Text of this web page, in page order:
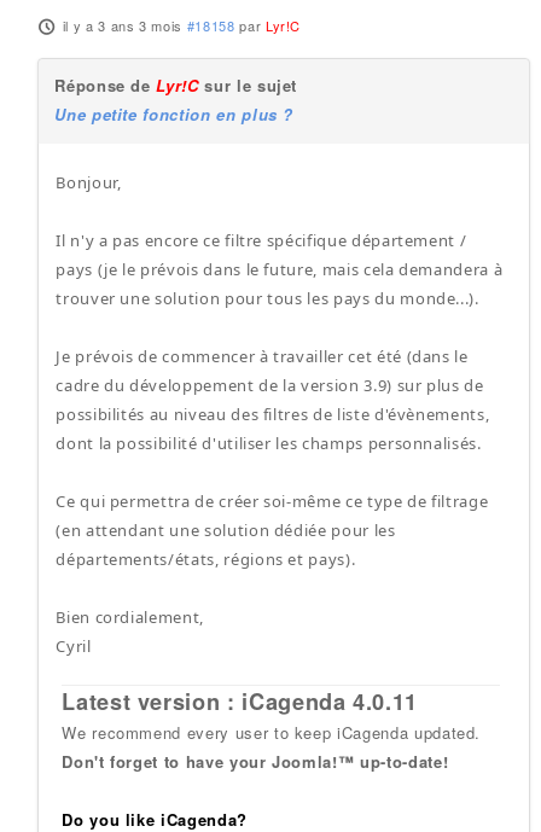
il y a 3 ans 3 mois #18158 par Lyr!C
Réponse deLyr!Csur le sujet
Une petite fonction en plus ?
Bonjour,
Il n'y a pas encore ce filtre spécifique département /
pays (je le prévois dans le future, mais cela demandera à
trouver une solution pour tous les pays du monde...).
Je prévois de commencer à travailler cet été (dans le
cadre du développement de la version 3.9) sur plus de
possibilités au niveau des filtres de liste d'évènements,
dont la possibilité d'utiliser les champs personnalisés.
Ce qui permettra de créer soi-même ce type de filtrage
(en attendant une solution dédiée pour les
départements/états, régions et pays).
Bien cordialement,
Cyril
Latest version : iCagenda 4.0.11
We recommend every user to keep iCagenda updated.
Don't forget to have your Joomla!™ up-to-date!
Do you like iCagenda?